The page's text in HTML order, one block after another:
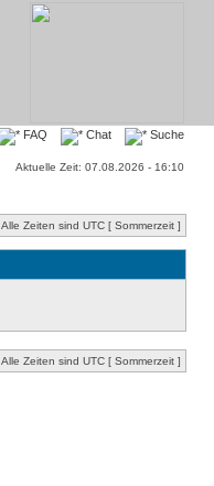
FAQ Chat Suche
Aktuelle Zeit: 07.08.2026 - 16:10
Alle Zeiten sind UTC [ Sommerzeit ]
Alle Zeiten sind UTC [ Sommerzeit ]